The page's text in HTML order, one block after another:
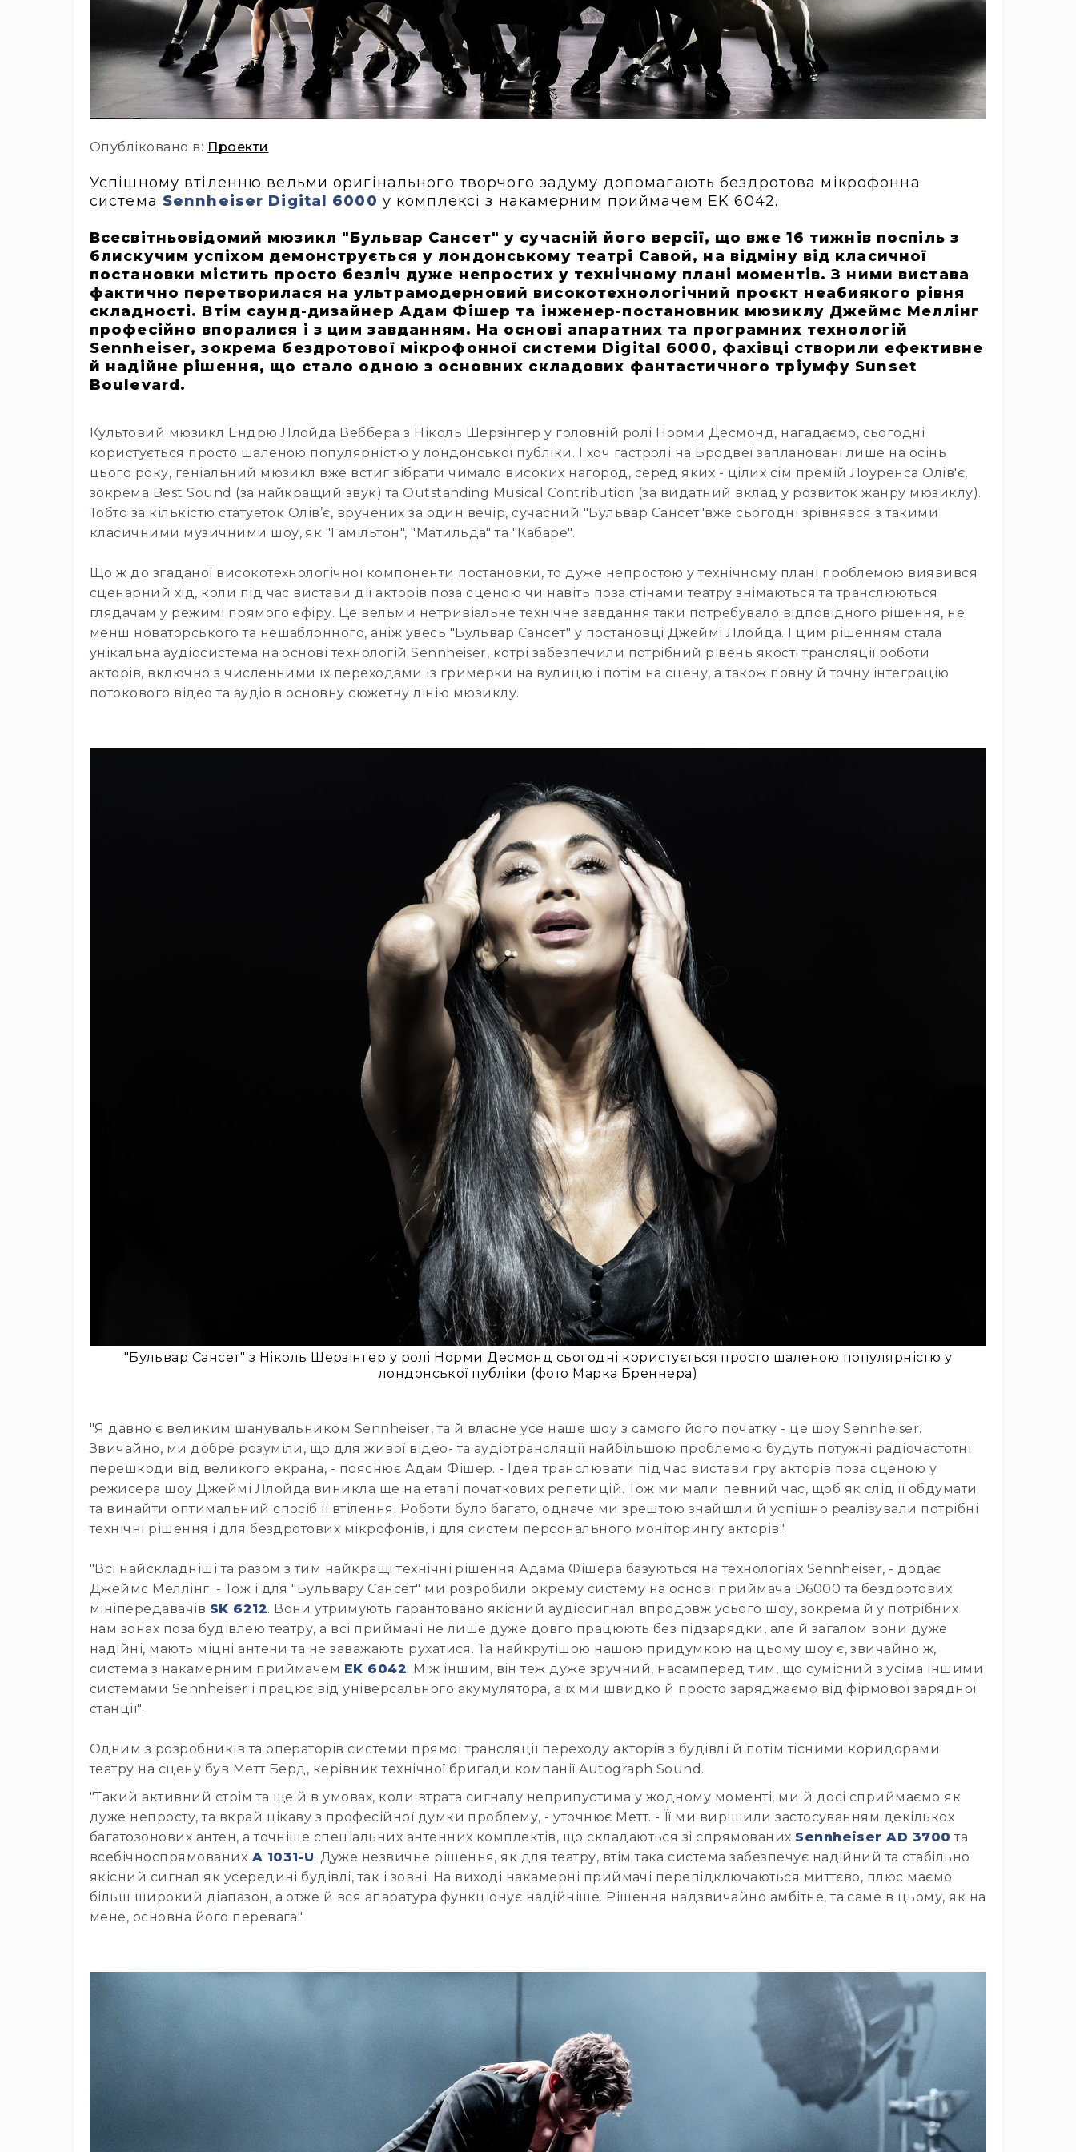
Опубліковано в: Проекти
Успішному втіленню вельми оригінального творчого задуму допомагають бездротова мікрофонна
система Sennheiser Digital 6000 у комплексі з накамерним приймачем EK 6042.
Всесвітньовідомий мюзикл "Бульвар Сансет" у сучасній його версії, що вже 16 тижнів поспіль з
блискучим успіхом демонструється у лондонському театрі Савой, на відміну від класичної
постановки містить просто безліч дуже непростих у технічному плані моментів. З ними вистава
фактично перетворилася на ультрамодерновий високотехнологічний проєкт неабиякого рівня
складності. Втім саунд-дизайнер Адам Фішер та інженер-постановник мюзиклу Джеймс Меллінг
професійно впоралися і з цим завданням. На основі апаратних та програмних технологій
Sennheiser, зокрема бездротової мікрофонної системи Digital 6000, фахівці створили ефективне
й надійне рішення, що стало одною з основних складових фантастичного тріумфу Sunset
Boulevard.
Культовий мюзикл Ендрю Ллойда Веббера з Ніколь Шерзінгер у головній ролі Норми Десмонд, нагадаємо, сьогодні
користується просто шаленою популярністю у лондонської публіки. І хоч гастролі на Бродвеї заплановані лише на осінь
цього року, геніальний мюзикл вже встиг зібрати чимало високих нагород, серед яких - цілих сім премій Лоуренса Олів'є,
зокрема Best Sound (за найкращий звук) та Outstanding Musical Contribution (за видатний вклад у розвиток жанру мюзиклу).
Тобто за кількістю статуеток Олів’є, вручених за один вечір, сучасний "Бульвар Сансет"вже сьогодні зрівнявся з такими
класичними музичними шоу, як "Гамільтон", "Матильда" та "Кабаре".
Що ж до згаданої високотехнологічної компоненти постановки, то дуже непростою у технічному плані проблемою виявився
сценарний хід, коли під час вистави дії акторів поза сценою чи навіть поза стінами театру знімаються та транслюються
глядачам у режимі прямого ефіру. Це вельми нетривіальне технічне завдання таки потребувало відповідного рішення, не
менш новаторського та нешаблонного, аніж увесь "Бульвар Сансет" у постановці Джеймі Ллойда. І цим рішенням стала
унікальна аудіосистема на основі технологій Sennheiser, котрі забезпечили потрібний рівень якості трансляції роботи
акторів, включно з численними їх переходами із гримерки на вулицю і потім на сцену, а також повну й точну інтеграцію
потокового відео та аудіо в основну сюжетну лінію мюзиклу.
"Бульвар Сансет" з Ніколь Шерзінгер у ролі Норми Десмонд сьогодні користується просто шаленою популярністю у
лондонської публіки (фото Марка Бреннера)
"Я давно є великим шанувальником Sennheiser, та й власне усе наше шоу з самого його початку - це шоу Sennheiser.
Звичайно, ми добре розуміли, що для живої відео- та аудіотрансляції найбільшою проблемою будуть потужні радіочастотні
перешкоди від великого екрана, - пояснює Адам Фішер. - Ідея транслювати під час вистави гру акторів поза сценою у
режисера шоу Джеймі Ллойда виникла ще на етапі початкових репетицій. Тож ми мали певний час, щоб як слід її обдумати
та винайти оптимальний спосіб її втілення. Роботи було багато, одначе ми зрештою знайшли й успішно реалізували потрібні
технічні рішення і для бездротових мікрофонів, і для систем персонального моніторингу акторів".
"Всі найскладніші та разом з тим найкращі технічні рішення Адама Фішера базуються на технологіях Sennheiser, - додає
Джеймс Меллінг. - Тож і для "Бульвару Сансет" ми розробили окрему систему на основі приймача D6000 та бездротових
мініпередавачів SK 6212. Вони утримують гарантовано якісний аудіосигнал впродовж усього шоу, зокрема й у потрібних
нам зонах поза будівлею театру, а всі приймачі не лише дуже довго працюють без підзарядки, але й загалом вони дуже
надійні, мають міцні антени та не заважають рухатися. Та найкрутішою нашою придумкою на цьому шоу є, звичайно ж,
система з накамерним приймачем EK 6042. Між іншим, він теж дуже зручний, насамперед тим, що сумісний з усіма іншими
системами Sennheiser і працює від універсального акумулятора, а їх ми швидко й просто заряджаємо від фірмової зарядної
станції".
Одним з розробників та операторів системи прямої трансляції переходу акторів з будівлі й потім тісними коридорами
театру на сцену був Метт Берд, керівник технічної бригади компанії Autograph Sound.
"Такий активний стрім та ще й в умовах, коли втрата сигналу неприпустима у жодному моменті, ми й досі сприймаємо як
дуже непросту, та вкрай цікаву з професійної думки проблему, - уточнює Метт. - Її ми вирішили застосуванням декількох
багатозонових антен, а точніше спеціальних антенних комплектів, що складаються зі спрямованих Sennheiser AD 3700 та
всебічноспрямованих A 1031-U. Дуже незвичне рішення, як для театру, втім така система забезпечує надійний та стабільно
якісний сигнал як усередині будівлі, так і зовні. На виході накамерні приймачі перепідключаються миттєво, плюс маємо
більш широкий діапазон, а отже й вся апаратура функціонує надійніше. Рішення надзвичайно амбітне, та саме в цьому, як на
мене, основна його перевага".